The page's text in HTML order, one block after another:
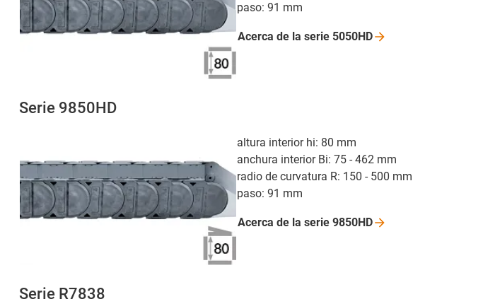
paso: 91 mm
Acerca de la serie 5050HD
Serie 9850HD
altura interior hi: 80 mm
anchura interior Bi: 75 - 462 mm
radio de curvatura R: 150 - 500 mm
paso: 91 mm
Acerca de la serie 9850HD
Serie R7838